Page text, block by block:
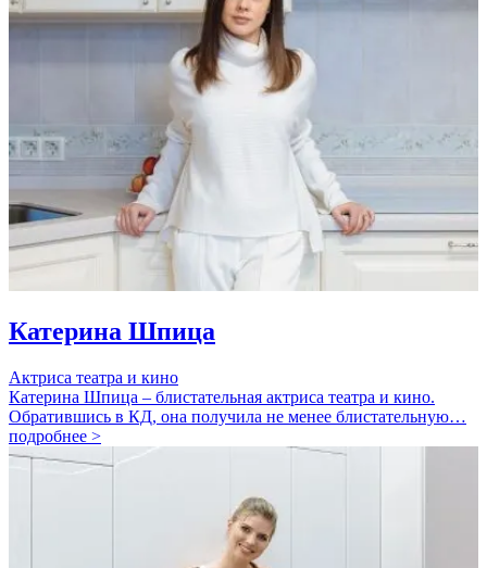
Катерина Шпица
Актриса театра и кино
Катерина Шпица – блистательная актриса театра и кино.
Обратившись в КД, она получила не менее блистательную…
подробнее >